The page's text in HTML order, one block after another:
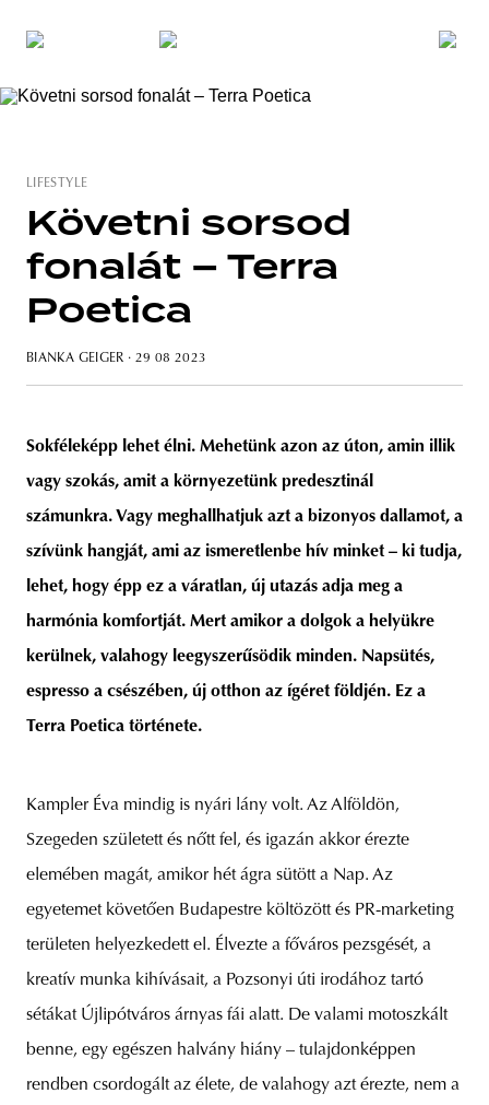
LIFESTYLE
Követni sorsod
fonalát – Terra
Poetica
BIANKA GEIGER · 29 08 2023
Sokféleképp lehet élni. Mehetünk azon az úton, amin illik
vagy szokás, amit a környezetünk predesztinál
számunkra. Vagy meghallhatjuk azt a bizonyos dallamot, a
szívünk hangját, ami az ismeretlenbe hív minket – ki tudja,
lehet, hogy épp ez a váratlan, új utazás adja meg a
harmónia komfortját. Mert amikor a dolgok a helyükre
kerülnek, valahogy leegyszerűsödik minden. Napsütés,
espresso a csészében, új otthon az ígéret földjén. Ez a
Terra Poetica története.
Kampler Éva mindig is nyári lány volt. Az Alföldön,
Szegeden született és nőtt fel, és igazán akkor érezte
elemében magát, amikor hét ágra sütött a Nap. Az
egyetemet követően Budapestre költözött és PR-marketing
területen helyezkedett el. Élvezte a főváros pezsgését, a
kreatív munka kihívásait, a Pozsonyi úti irodához tartó
sétákat Újlipótváros árnyas fái alatt. De valami motoszkált
benne, egy egészen halvány hiány – tulajdonképpen
rendben csordogált az élete, de valahogy azt érezte, nem a